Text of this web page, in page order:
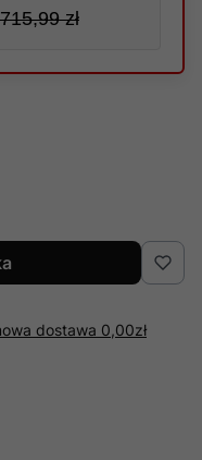
zł
dostawa 0,00zł